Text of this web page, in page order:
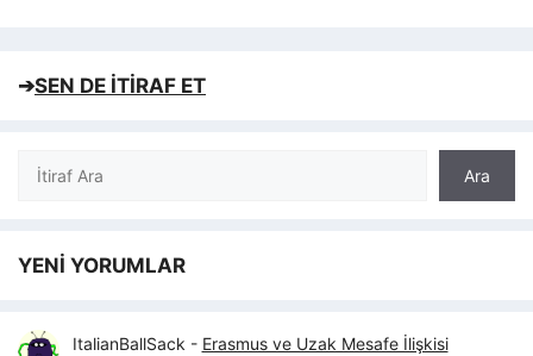
➔SEN DE İTİRAF ET
Ara
Ara
YENİ YORUMLAR
ItalianBallSack - Erasmus ve Uzak Mesafe İlişkisi